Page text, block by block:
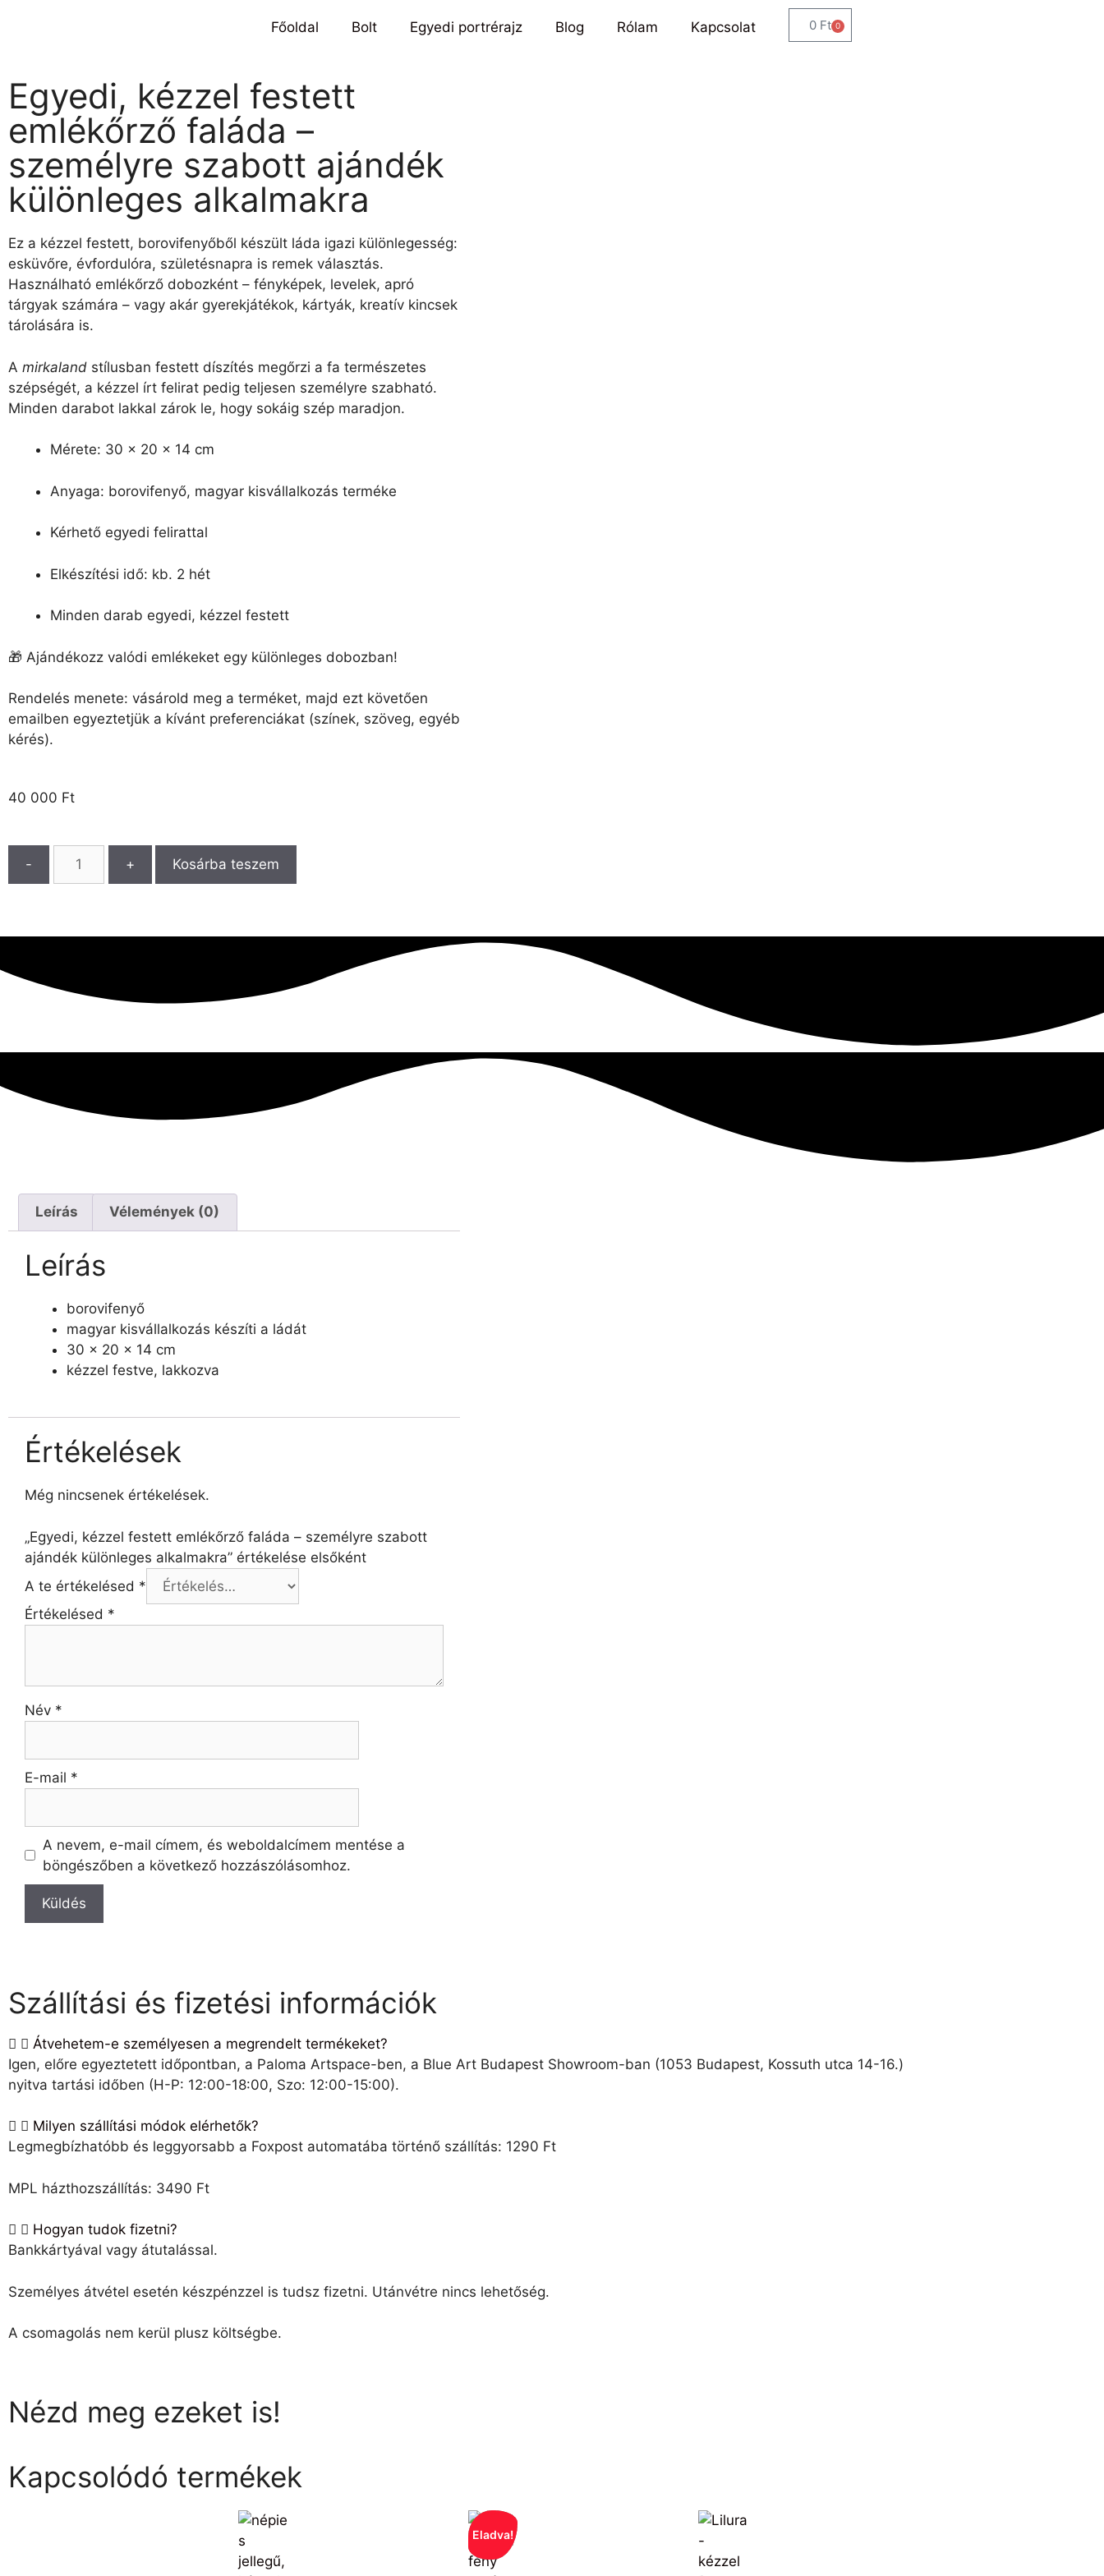
Főoldal Bolt Egyedi portrérajz Blog Rólam Kapcsolat 0 Ft 0
Egyedi, kézzel festett
emlékőrző faláda –
személyre szabott ajándék
különleges alkalmakra
Ez a kézzel festett, borovifenyőből készült láda igazi különlegesség:
esküvőre, évfordulóra, születésnapra is remek választás.
Használható emlékőrző dobozként – fényképek, levelek, apró
tárgyak számára – vagy akár gyerekjátékok, kártyák, kreatív kincsek
tárolására is.
A mirkaland stílusban festett díszítés megőrzi a fa természetes
szépségét, a kézzel írt felirat pedig teljesen személyre szabható.
Minden darabot lakkal zárok le, hogy sokáig szép maradjon.
Mérete: 30 x 20 x 14 cm
Anyaga: borovifenyő, magyar kisvállalkozás terméke
Kérhető egyedi felirattal
Elkészítési idő: kb. 2 hét
Minden darab egyedi, kézzel festett
🎁 Ajándékozz valódi emlékeket egy különleges dobozban!
Rendelés menete: vásárold meg a terméket, majd ezt követően
emailben egyeztetjük a kívánt preferenciákat (színek, szöveg, egyéb
kérés).
40 000 Ft
- + Kosárba teszem
Leírás Vélemények (0)
Leírás
borovifenyő
magyar kisvállalkozás készíti a ládát
30 x 20 x 14 cm
kézzel festve, lakkozva
Értékelések
Még nincsenek értékelések.
„Egyedi, kézzel festett emlékőrző faláda – személyre szabott
ajándék különleges alkalmakra” értékelése elsőként
A te értékelésed *
Értékelésed *
Név *
E-mail *
A nevem, e-mail címem, és weboldalcímem mentése a
böngészőben a következő hozzászólásomhoz.
Szállítási és fizetési információk
Átvehetem-e személyesen a megrendelt termékeket?
Igen, előre egyeztetett időpontban, a Paloma Artspace-ben, a Blue Art Budapest Showroom-ban (1053 Budapest, Kossuth utca 14-16.)
nyitva tartási időben (H-P: 12:00-18:00, Szo: 12:00-15:00).
Milyen szállítási módok elérhetők?
Legmegbízhatóbb és leggyorsabb a Foxpost automatába történő szállítás: 1290 Ft
MPL házthozszállítás: 3490 Ft
Hogyan tudok fizetni?
Bankkártyával vagy átutalással.
Személyes átvétel esetén készpénzzel is tudsz fizetni. Utánvétre nincs lehetőség.
A csomagolás nem kerül plusz költségbe.
Nézd meg ezeket is!
Kapcsolódó termékek
Eladva!